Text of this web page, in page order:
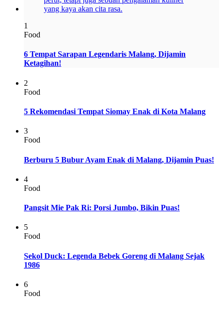
1
Food
6 Tempat Sarapan Legendaris Malang, Dijamin
Ketagihan!
2
Food
5 Rekomendasi Tempat Siomay Enak di Kota Malang
3
Food
Berburu 5 Bubur Ayam Enak di Malang, Dijamin Puas!
4
Food
Pangsit Mie Pak Ri: Porsi Jumbo, Bikin Puas!
5
Food
Sekol Duck: Legenda Bebek Goreng di Malang Sejak
1986
6
Food